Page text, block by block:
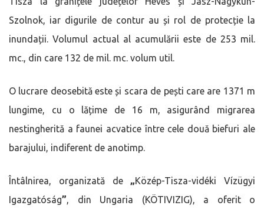
Szolnok, iar digurile de contur au și rol de protecție la
inundații. Volumul actual al acumulării este de 253 mil.
mc., din care 132 de mil. mc. volum util.
O lucrare deosebită este și scara de pești care are 1371 m
lungime, cu o lățime de 16 m, asigurând migrarea
nestingherită a faunei acvatice între cele două biefuri ale
barajului, indiferent de anotimp.
Întâlnirea, organizată de „Közép-Tisza-vidéki Vízügyi
Igazgatóság”, din Ungaria (KÖTIVIZIG), a oferit o